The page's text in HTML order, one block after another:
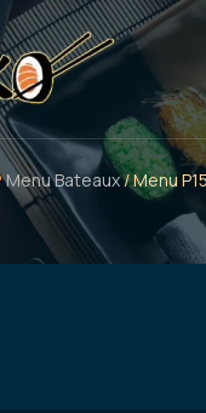
Menu Bateaux/ Menu